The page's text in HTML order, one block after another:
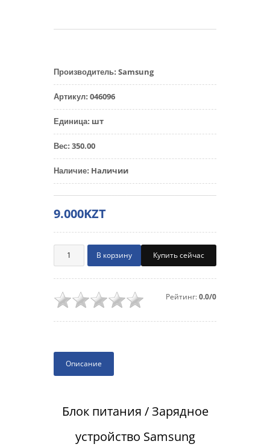
Производитель: Samsung
Артикул: 046096
Единица: шт
Вес: 350.00
Наличие: Наличии
9.000KZT
Купить сейчас
Рейтинг:0.0/0
Описание
Блок питания / Зарядное
устройство Samsung